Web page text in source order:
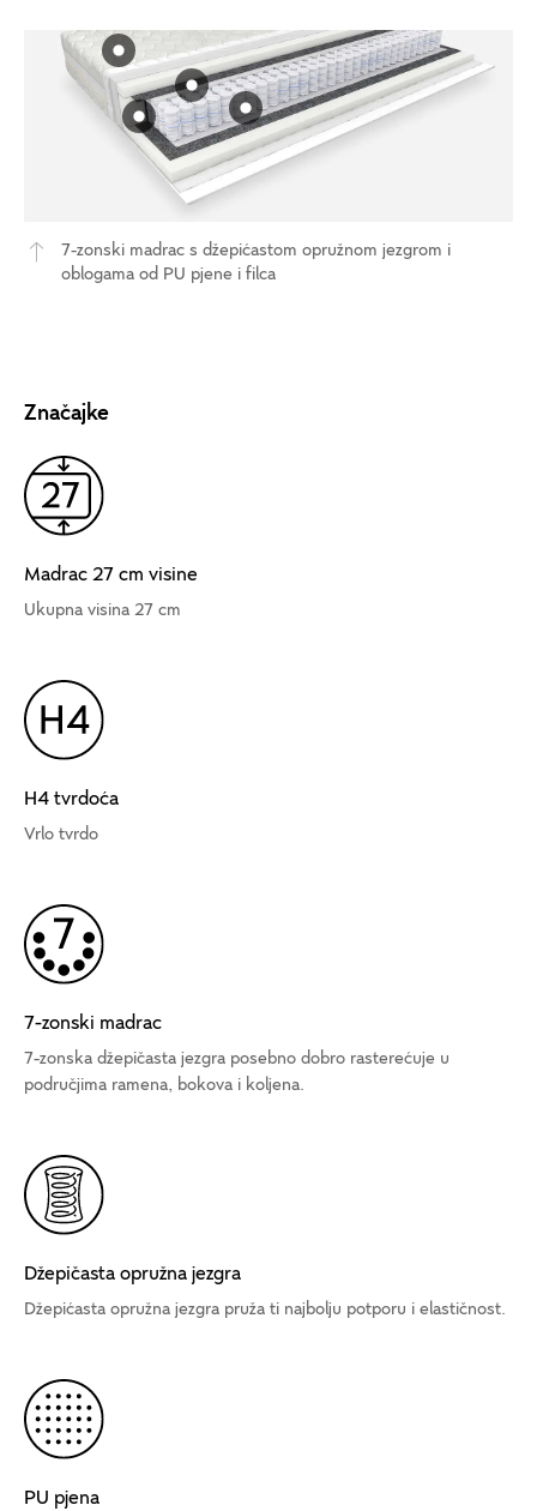
7-zonski madrac s džepićastom opružnom jezgrom i
oblogama od PU pjene i filca
Značajke
Madrac 27 cm visine
Ukupna visina 27 cm
H4 tvrdoća
Vrlo tvrdo
7-zonski madrac
7-zonska džepičasta jezgra posebno dobro rasterećuje u
područjima ramena, bokova i koljena.
Džepičasta opružna jezgra
Džepićasta opružna jezgra pruža ti najbolju potporu i elastičnost.
PU pjena